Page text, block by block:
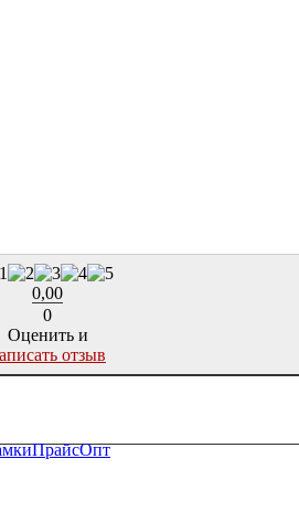
0,00
0
Оценить и
отзыв
ПрайсОпт